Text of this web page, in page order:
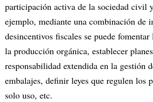
participación activa de la sociedad civil
ejemplo, mediante una combinación de
desincentivos fiscales se puede
la producción orgánica, establecer
responsabilidad extendida en la gestión
embalajes, definir leyes que regulen los
solo uso, etc.